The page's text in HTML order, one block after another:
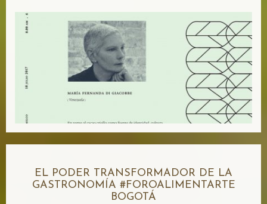
EL PODER TRANSFORMADOR DE LA
GASTRONOMÍA #FOROALIMENTARTE
BOGOTÁ